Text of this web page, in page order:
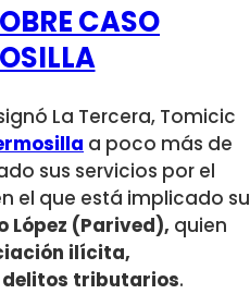
CASO
La Tercera, Tomicic
a poco más de
sus servicios por el
el que está implicado su
López (Parived), quien
ilícita,
tributarios.